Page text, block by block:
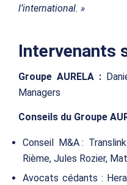
l’international. »
Intervenants
Groupe AURELA :
Managers
Conseils du Groupe
Conseil M&A :
Rième, Jules Rozier,
Avocats cédants :